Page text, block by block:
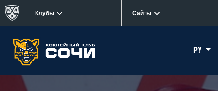
Клубы Сайты
РУ